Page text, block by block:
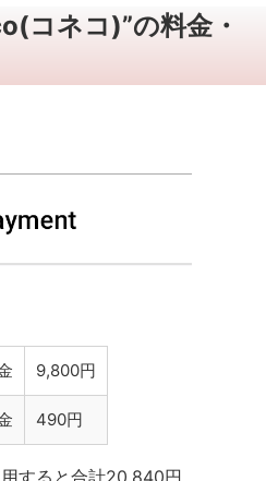
コネコ)”の料金・
9,800円
490円
すると合計20,840円。